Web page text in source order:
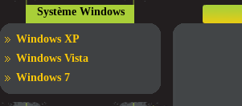
Système Windows
Windows XP
Windows Vista
Windows 7